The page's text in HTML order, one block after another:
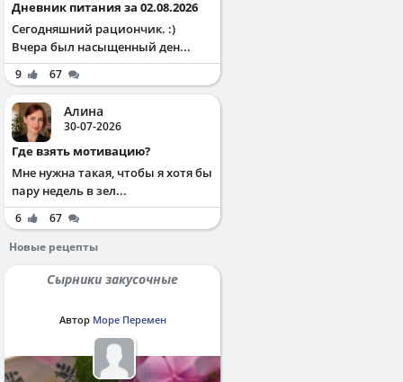
Дневник питания за 02.08.2026
Сегодняшний рациончик. :)
Вчера был насыщенный ден...
9 67
Алина
30-07-2026
Где взять мотивацию?
Мне нужна такая, чтобы я хотя бы
пару недель в зел...
6
67
Новые рецепты
Сырники закусочные
Автор Море Перемен